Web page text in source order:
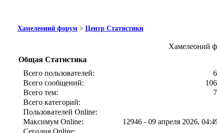
Хамелеоний форум > Центр Статистики
Хамелеоний
Общая Статистика
Всего пользователей:
Всего сообщений:
Всего тем:
Всего категорий:
Пользователей Online:
Максимум Online:
12946 - 09 апреля 2026,